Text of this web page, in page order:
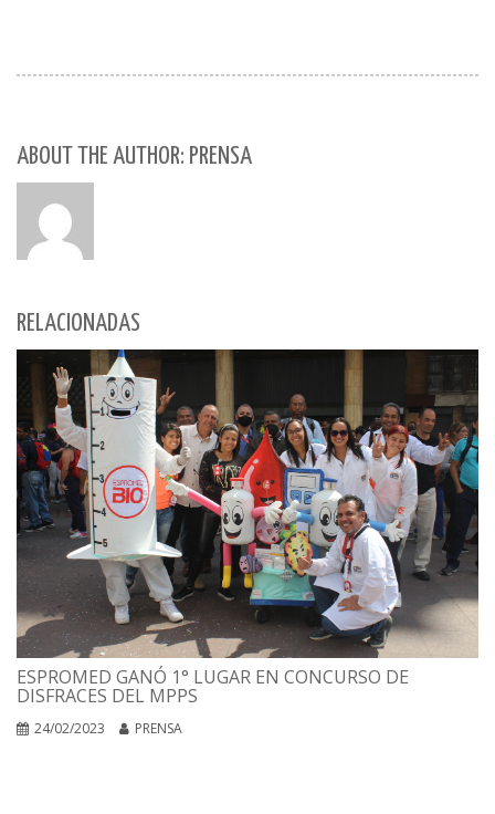
ABOUT THE AUTHOR: PRENSA
RELACIONADAS
ESPROMED GANÓ 1° LUGAR EN CONCURSO DE
DISFRACES DEL MPPS
24/02/2023 PRENSA